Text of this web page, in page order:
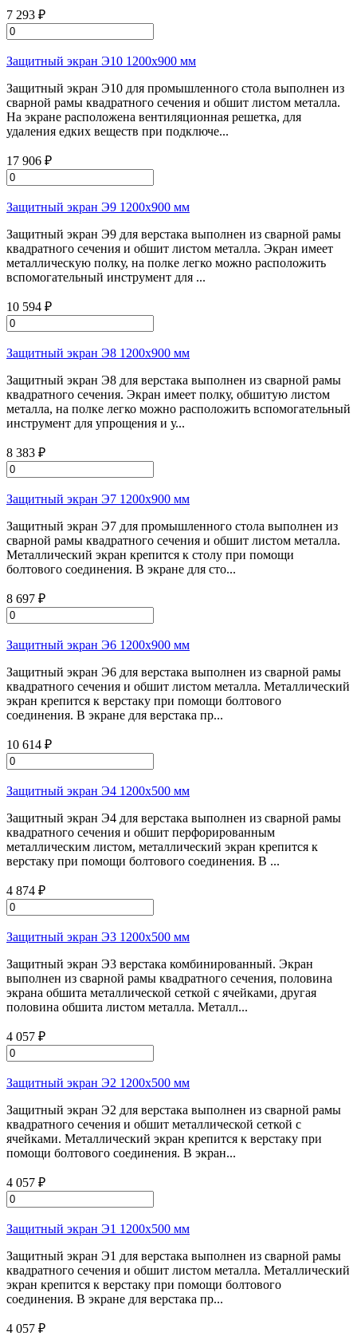
7 293 ₽
Защитный экран Э10 1200х900 мм
Защитный экран Э10 для промышленного стола выполнен из
сварной рамы квадратного сечения и обшит листом металла.
На экране расположена вентиляционная решетка, для
удаления едких веществ при подключе...
17 906 ₽
Защитный экран Э9 1200х900 мм
Защитный экран Э9 для верстака выполнен из сварной рамы
квадратного сечения и обшит листом металла. Экран имеет
металлическую полку, на полке легко можно расположить
вспомогательный инструмент для ...
10 594 ₽
Защитный экран Э8 1200х900 мм
Защитный экран Э8 для верстака выполнен из сварной рамы
квадратного сечения. Экран имеет полку, обшитую листом
металла, на полке легко можно расположить вспомогательный
инструмент для упрощения и у...
8 383 ₽
Защитный экран Э7 1200х900 мм
Защитный экран Э7 для промышленного стола выполнен из
сварной рамы квадратного сечения и обшит листом металла.
Металлический экран крепится к столу при помощи
болтового соединения. В экране для сто...
8 697 ₽
Защитный экран Э6 1200х900 мм
Защитный экран Э6 для верстака выполнен из сварной рамы
квадратного сечения и обшит листом металла. Металлический
экран крепится к верстаку при помощи болтового
соединения. В экране для верстака пр...
10 614 ₽
Защитный экран Э4 1200х500 мм
Защитный экран Э4 для верстака выполнен из сварной рамы
квадратного сечения и обшит перфорированным
металлическим листом, металлический экран крепится к
верстаку при помощи болтового соединения. В ...
4 874 ₽
Защитный экран Э3 1200х500 мм
Защитный экран Э3 верстака комбинированный. Экран
выполнен из сварной рамы квадратного сечения, половина
экрана обшита металлической сеткой с ячейками, другая
половина обшита листом металла. Металл...
4 057 ₽
Защитный экран Э2 1200х500 мм
Защитный экран Э2 для верстака выполнен из сварной рамы
квадратного сечения и обшит металлической сеткой с
ячейками. Металлический экран крепится к верстаку при
помощи болтового соединения. В экран...
4 057 ₽
Защитный экран Э1 1200х500 мм
Защитный экран Э1 для верстака выполнен из сварной рамы
квадратного сечения и обшит листом металла. Металлический
экран крепится к верстаку при помощи болтового
соединения. В экране для верстака пр...
4 057 ₽